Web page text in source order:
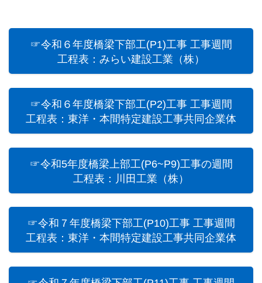
☞令和６年度橋梁下部工(P1)工事 工事週間
工程表：みらい建設工業（株）
☞令和６年度橋梁下部工(P2)工事 工事週間
工程表：東洋・本間特定建設工事共同企業体
☞令和5年度橋梁上部⼯(P6~P9)⼯事の週間
工程表：川田工業（株）
☞令和７年度橋梁下部工(P10)工事 工事週間
工程表：東洋・本間特定建設工事共同企業体